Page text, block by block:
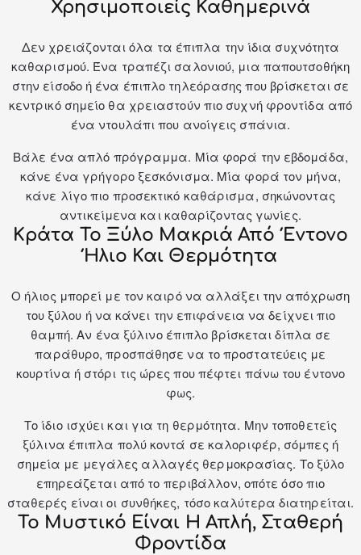
Χρησιμοποιείς Καθημερινά
Δεν χρειάζονται όλα τα έπιπλα την ίδια συχνότητα
καθαρισμού. Ένα τραπέζι σαλονιού, μια παπουτσοθήκη
στην είσοδο ή ένα έπιπλο τηλεόρασης που βρίσκεται σε
κεντρικό σημείο θα χρειαστούν πιο συχνή φροντίδα από
ένα ντουλάπι που ανοίγεις σπάνια.
Βάλε ένα απλό πρόγραμμα. Μία φορά την εβδομάδα,
κάνε ένα γρήγορο ξεσκόνισμα. Μία φορά τον μήνα,
κάνε λίγο πιο προσεκτικό καθάρισμα, σηκώνοντας
αντικείμενα και καθαρίζοντας γωνίες.
Κράτα Το Ξύλο Μακριά Από Έντονο
Ήλιο Και Θερμότητα
Ο ήλιος μπορεί με τον καιρό να αλλάξει την απόχρωση
του ξύλου ή να κάνει την επιφάνεια να δείχνει πιο
θαμπή. Αν ένα ξύλινο έπιπλο βρίσκεται δίπλα σε
παράθυρο, προσπάθησε να το προστατεύεις με
κουρτίνα ή στόρι τις ώρες που πέφτει πάνω του έντονο
φως.
Το ίδιο ισχύει και για τη θερμότητα. Μην τοποθετείς
ξύλινα έπιπλα πολύ κοντά σε καλοριφέρ, σόμπες ή
σημεία με μεγάλες αλλαγές θερμοκρασίας. Το ξύλο
επηρεάζεται από το περιβάλλον, οπότε όσο πιο
σταθερές είναι οι συνθήκες, τόσο καλύτερα διατηρείται.
Το Μυστικό Είναι Η Απλή, Σταθερή
Φροντίδα